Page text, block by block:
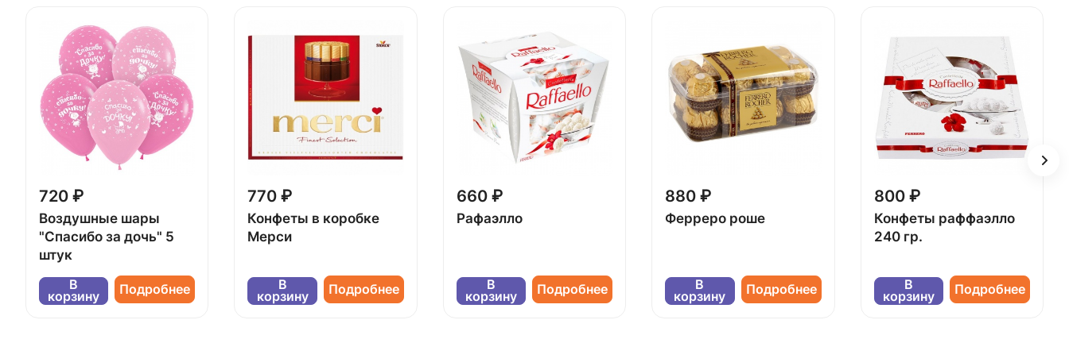
720 ₽
Воздушные шары
"Спасибо за дочь" 5
штук
В
корзину
Подробнее
770 ₽
Конфеты в коробке
Мерси
В
корзину
Подробнее
660 ₽
Рафаэлло
В
корзину
Подробнее
880 ₽
Ферреро роше
В
корзину
Подробнее
800 ₽
Конфеты раффаэлло
240 гр.
В
корзину
Подробнее